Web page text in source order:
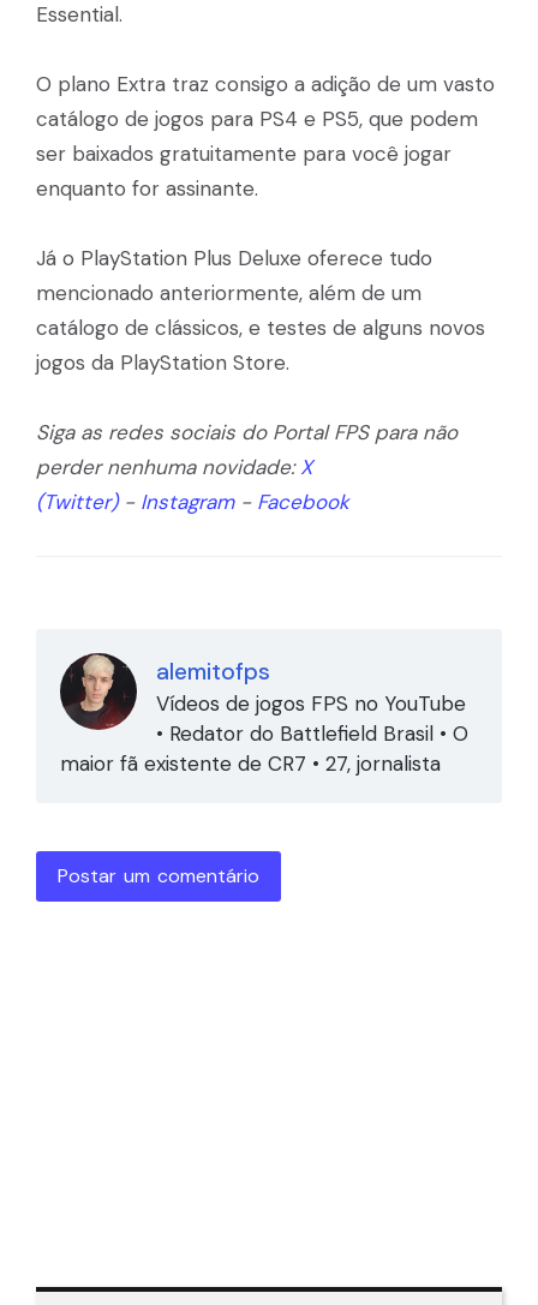
Essential.
O plano Extra traz consigo a adição de um vasto
catálogo de jogos para PS4 e PS5, que podem
ser baixados gratuitamente para você jogar
enquanto for assinante.
Já o PlayStation Plus Deluxe oferece tudo
mencionado anteriormente, além de um
catálogo de clássicos, e testes de alguns novos
jogos da PlayStation Store.
Siga as redes sociais do Portal FPS para não
perder nenhuma novidade:X
(Twitter)- Instagram- Facebook
alemitofps
Vídeos de jogos FPS no YouTube
• Redator do Battlefield Brasil • O
maior fã existente de CR7 • 27, jornalista
Postar um comentário